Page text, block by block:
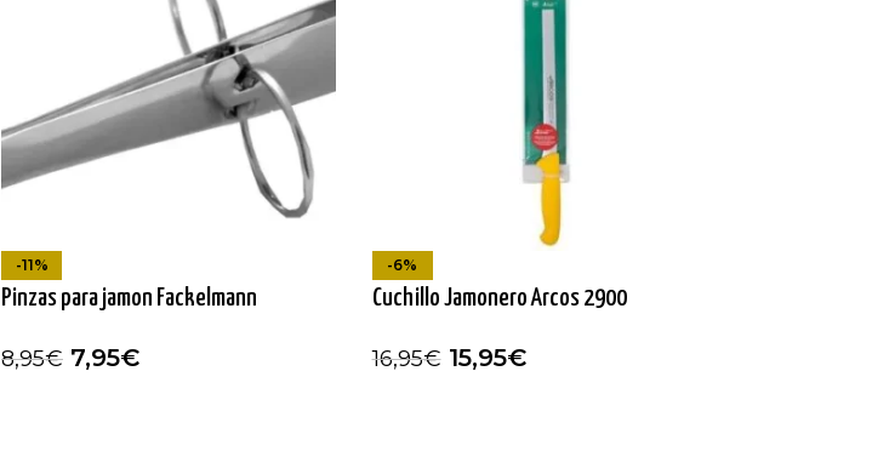
-11%
Pinzas para jamon Fackelmann
8,95€ 7,95€
-6%
Cuchillo Jamonero Arcos 2900
16,95€ 15,95€